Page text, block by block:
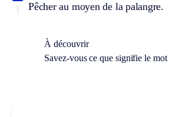
Pêcher au moyen de la palangre.
À découvrir
Savez-vous ce que signifie le mot